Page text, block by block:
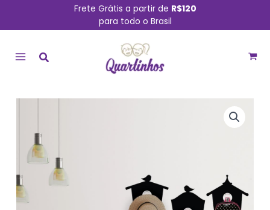
conteúdo
Frete Grátis a partir de R$120
para todo o Brasil
MENU
Adesivo
Parede
Casas